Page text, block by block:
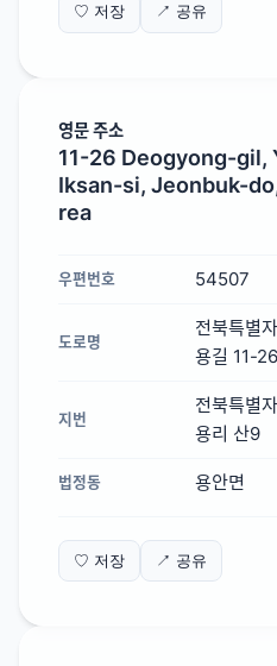
♡ 저장 ↗ 공유
영문 주소
11-26 Deogyong-gil,
Iksan-si, Jeonbuk-
rea
우편번호 54507
도로명
전북특별
용길 11-26
지번
전북특별
용리 산9
법정동 용안면
♡ 저장 ↗ 공유